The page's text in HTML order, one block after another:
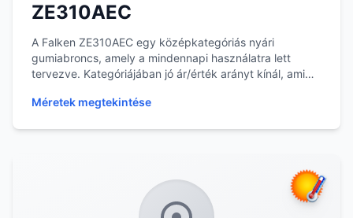
ZE310AEC
A Falken ZE310AEC egy középkategóriás nyári
gumiabroncs, amely a mindennapi használatra lett
tervezve. Kategóriájában jó ár/érték arányt kínál, ami
Méretek megtekintése